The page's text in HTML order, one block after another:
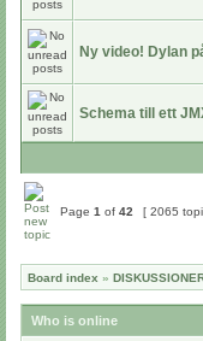
Ny video! Dylan
Schema till ett
Page 1 of 42 [ 2065
Board index »
Who is online